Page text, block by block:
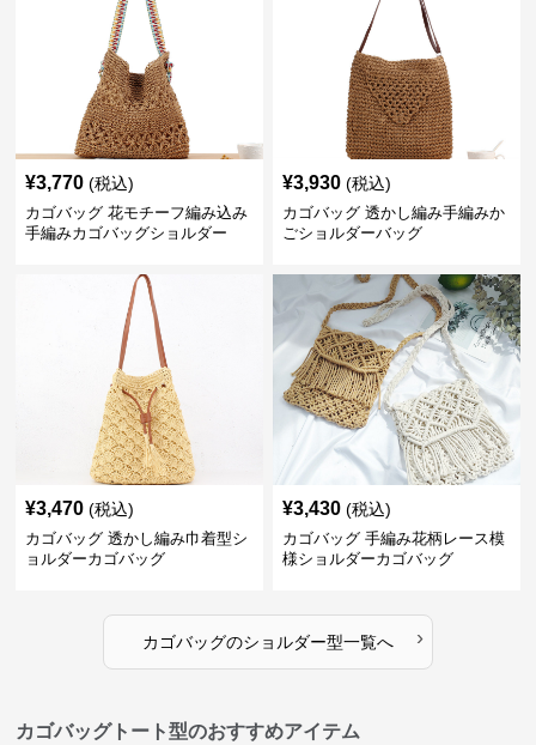
¥3,770 (税込)
カゴバッグ 花モチーフ編み込み
手編みカゴバッグショルダー
¥3,930 (税込)
カゴバッグ 透かし編み手編みか
ごショルダーバッグ
¥3,470 (税込)
カゴバッグ 透かし編み巾着型シ
ョルダーカゴバッグ
¥3,430 (税込)
カゴバッグ 手編み花柄レース模
様ショルダーカゴバッグ
カゴバッグのショルダー型一覧へ ›
カゴバッグトート型のおすすめアイテム